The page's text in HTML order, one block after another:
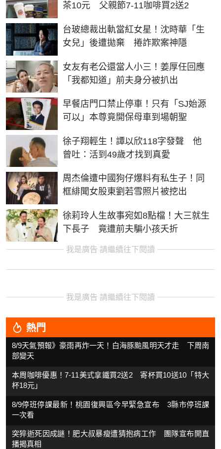
茶10元 父親節7-11咖啡買2送2
台玻總裁出軌當紅女星！沈時華「生
女兒」後遭拋棄 捲詐欺案神隱
女友有老公還當人小三！姜厚任回應
「我都知道」前夫身分被扒出
早餐店門口禁止停車！只有「SJ始源
可以」本尊竟開保母車到場朝聖
徐子翔輕生！譚以欣118字發聲 他
曾吐：活到49歲才找到真愛
周杰倫遭中國狗仔爆料有私生子！同
框緋聞女股東劉若雪照片被挖出
徐莉玲人生故事宛如8點檔！大三就生
下長子 竟遭前夫騙小孩夭折
我是廣告 請繼續往下閱讀
我是廣告 請繼續往下閱讀
熱門
8/9天氣預報》豪雨再炸一天！白海豚颱風明天才走 下周南
部變天
本周咖啡優惠！7-11美式拿鐵買2送2 寄杯買10送10「特大
杯18元」
8/9停班停課最新！桃園復興區今早緊急宣布 3縣市停班課
一次看
突猝逝死因成謎！肥大叔暴瘦遭猜抱病工作 團隊宣布開直
播揭真相